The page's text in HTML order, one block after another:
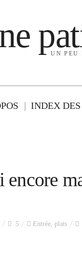
UN PEU
INDEX DES
encore
5 Entrée, plats